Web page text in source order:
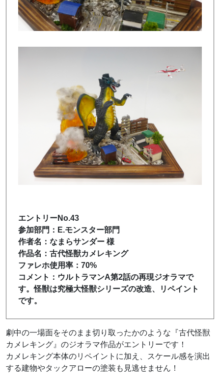
エントリーNo.43
参加部門：E.モンスター部門
作者名：なまらサンダー 様
作品名：古代怪獣カメレキング
ファレホ使用率：70%
コメント：ウルトラマンA第2話の再現ジオラマで
す。怪獣は究極大怪獣シリーズの改造、リペイント
です。
劇中の一場面をそのまま切り取ったかのような『古代怪獣
カメレキング』のジオラマ作品がエントリーです！
カメレキング本体のリペイントに加え、スケール感を演出
する建物やタックアローの塗装も見逃せません！